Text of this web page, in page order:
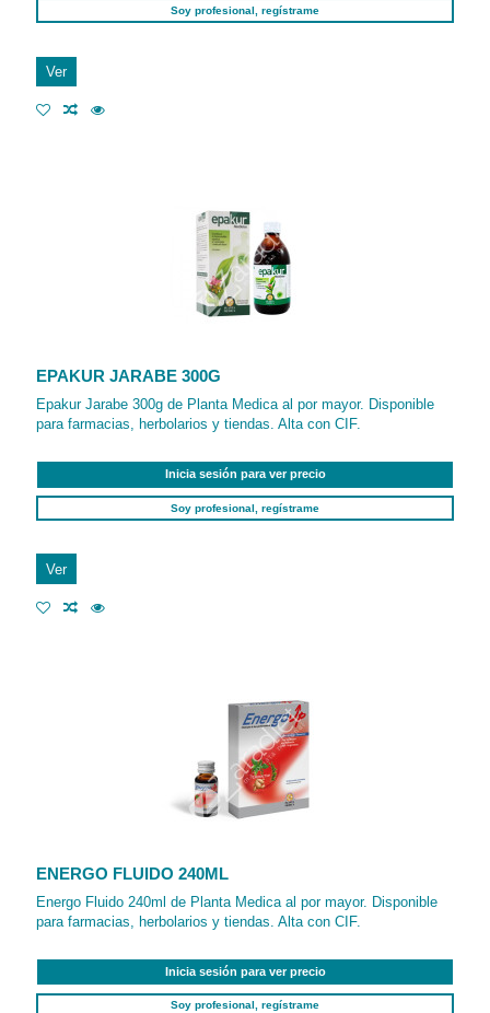
Soy profesional, regístrame
Ver
EPAKUR JARABE 300G
Epakur Jarabe 300g de Planta Medica al por mayor. Disponible
para farmacias, herbolarios y tiendas. Alta con CIF.
Inicia sesión para ver precio
Soy profesional, regístrame
Ver
ENERGO FLUIDO 240ML
Energo Fluido 240ml de Planta Medica al por mayor. Disponible
para farmacias, herbolarios y tiendas. Alta con CIF.
Inicia sesión para ver precio
Soy profesional, regístrame